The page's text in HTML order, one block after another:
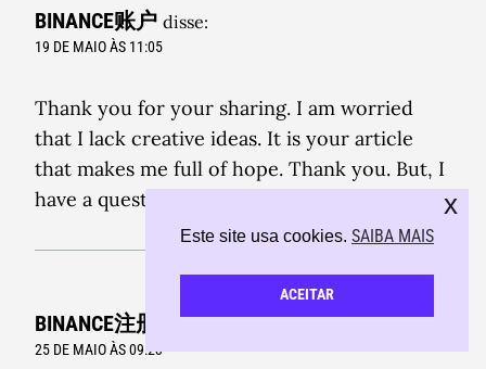
BINANCE账户 disse:
19 DE MAIO ÀS 11:05
Thank you for your sharing. I am worried
that I lack creative ideas. It is your article
that makes me full of hope. Thank you. But, I
have a question, can you help me?
BINANCE注册奖金 disse:
25 DE MAIO ÀS 09:23
Este site usa cookies. SAIBA MAIS
ACEITAR
x